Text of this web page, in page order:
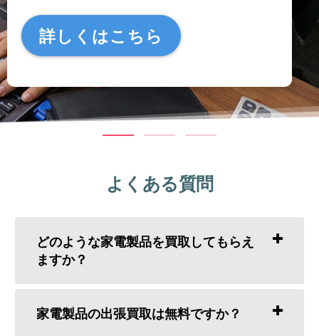
詳しくはこちら
よくある質問
どのような家電製品を買取してもらえ
ますか？
家電製品の出張買取は無料ですか？